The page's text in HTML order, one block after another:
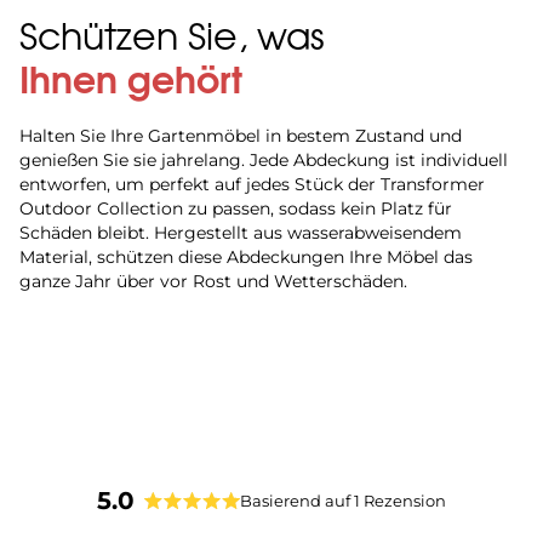
Schützen Sie, was
Ihnen gehört
Halten Sie Ihre Gartenmöbel in bestem Zustand und
genießen Sie sie jahrelang. Jede Abdeckung ist individuell
entworfen, um perfekt auf jedes Stück der Transformer
Outdoor Collection zu passen, sodass kein Platz für
Schäden bleibt. Hergestellt aus wasserabweisendem
Material, schützen diese Abdeckungen Ihre Möbel das
ganze Jahr über vor Rost und Wetterschäden.
5.0 Basierend auf 1 Rezension